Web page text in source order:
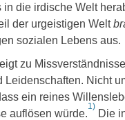
in die irdische Welt
der urgeistigen Welt
sozialen Lebens aus.
zu
Leidenschaften. Nicht
ein reines
auflösen würde.
1)
Die